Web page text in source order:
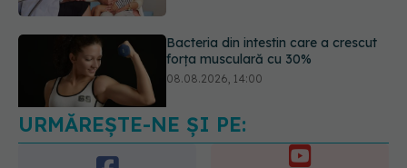
Trucul genial cu ceai negru pentru
păr. Tot mai multe femei îl adoră
08.08.2026, 17:00
URMĂREȘTE-NE ȘI PE: